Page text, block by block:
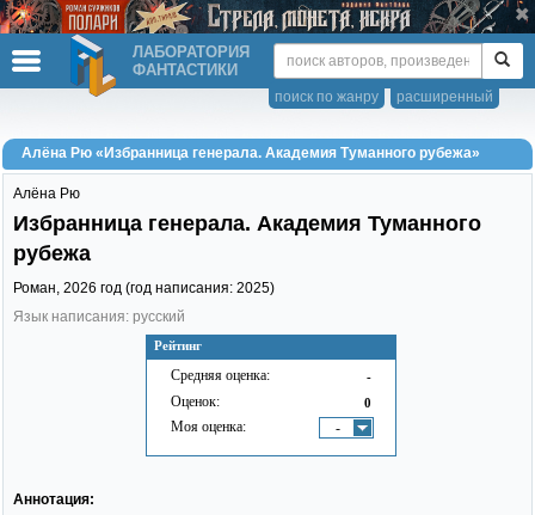
ЛАБОРАТОРИЯ
ФАНТАСТИКИ
расширенный
поиск по жанру
Алёна Рю «Избранница генерала. Академия Туманного рубежа»
Рейтинг
Средняя оценка: -
Оценок: 0
Моя оценка: -
Алёна Рю
Избранница генерала. Академия Туманного
рубежа
Роман, 2026 год (год написания: 2025)
Язык написания: русский
Аннотация: